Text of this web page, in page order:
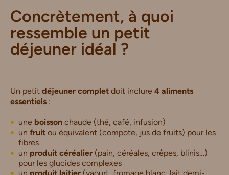
Concrètement, à quoi
ressemble un petit
déjeuner idéal ?
Un petit déjeuner complet doit inclure 4 aliments
essentiels :
une boisson chaude (thé, café, infusion)
un fruit ou équivalent (compote, jus de fruits) pour les
fibres
un produit céréalier (pain, céréales, crêpes, blinis…)
pour les glucides complexes
un produit laitier (yaourt, fromage blanc, lait demi-